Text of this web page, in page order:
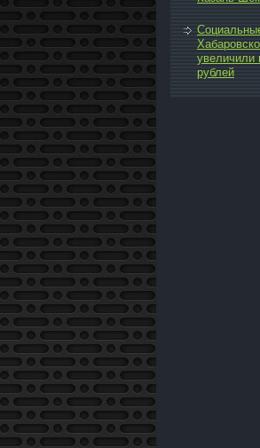
увеличили
рублей